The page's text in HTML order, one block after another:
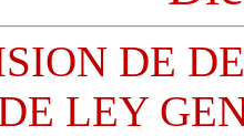
DE
LEY